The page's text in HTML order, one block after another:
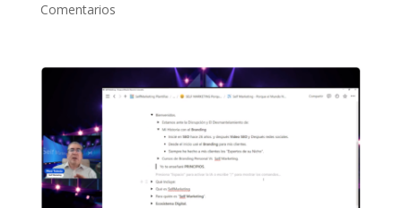
Comentarios